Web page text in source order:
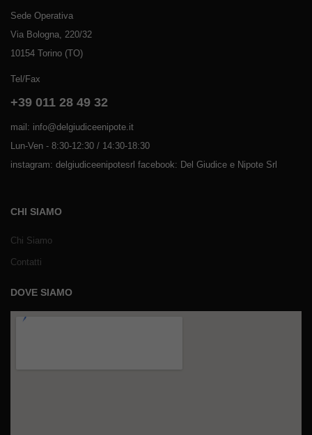
Sede Operativa
Via Bologna, 220/32
10154 Torino (TO)
Tel/Fax
+39 011 28 49 32
mail: info@delgiudiceenipote.it
Lun-Ven - 8:30-12:30 / 14:30-18:30
instagram: delgiudiceenipotesrl facebook: Del Giudice e Nipote Srl
CHI SIAMO
Chi Siamo
Contatti
DOVE SIAMO